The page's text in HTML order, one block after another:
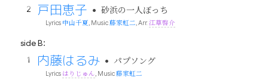
戸田恵子 • 砂浜の一人ぼっち
Lyrics 中山千夏, Music藤家虹二, Arr.江草啓介
side B：
内藤はるみ • パプソング
Lyrics はりじゅん, Music藤家虹二